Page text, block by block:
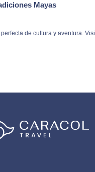
Mayas
de cultura y aventura.